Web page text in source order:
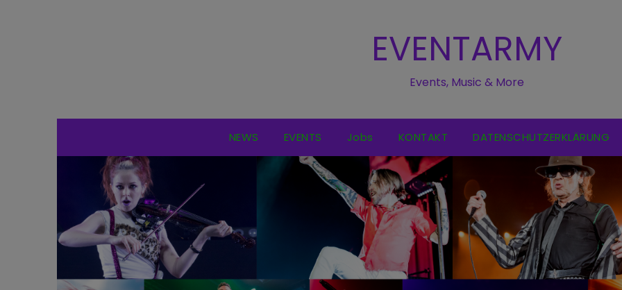
EVENTARMY
Events, Music & More
NEWS EVENTS Jobs KONTAKT DATENSCHUTZERKLÄRUNG